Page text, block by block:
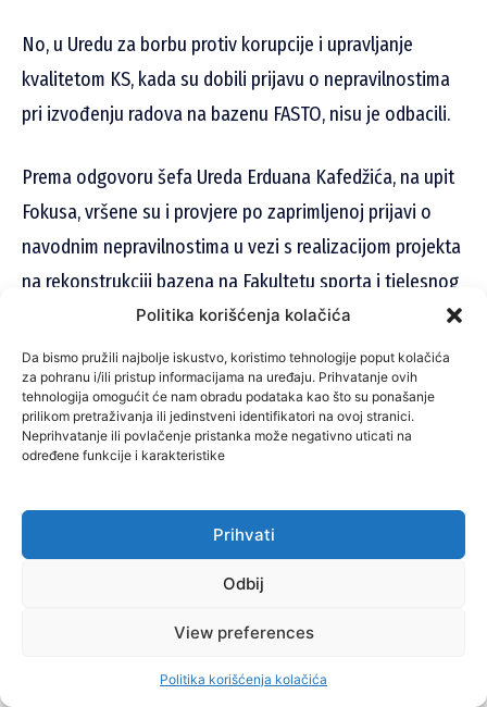
Politika korišćenja kolačića
Da bismo pružili najbolje iskustvo, koristimo tehnologije poput kolačića
za pohranu i/ili pristup informacijama na uređaju. Prihvatanje ovih
tehnologija omogućit će nam obradu podataka kao što su ponašanje
prilikom pretraživanja ili jedinstveni identifikatori na ovoj stranici.
Neprihvatanje ili povlačenje pristanka može negativno uticati na
određene funkcije i karakteristike
Prihvati
Odbij
View preferences
Politika korišćenja kolačića
No, u Uredu za borbu protiv korupcije i upravljanje
kvalitetom KS, kada su dobili prijavu o nepravilnostima
pri izvođenju radova na bazenu FASTO, nisu je odbacili.
Prema odgovoru šefa Ureda Erduana Kafedžića, na upit
Fokusa, vršene su i provjere po zaprimljenoj prijavi o
navodnim nepravilnostima u vezi s realizacijom projekta
na rekonstrukciji bazena na Fakultetu sporta i tjelesnog
odgoja (FASTO) u Sarajevu.
Erduan Kafedžić, šef Ureda za borbu protiv korupcije i upravljanje kvalitetom KS
– Prema sadržaju zaprimljene prijave, realizacija